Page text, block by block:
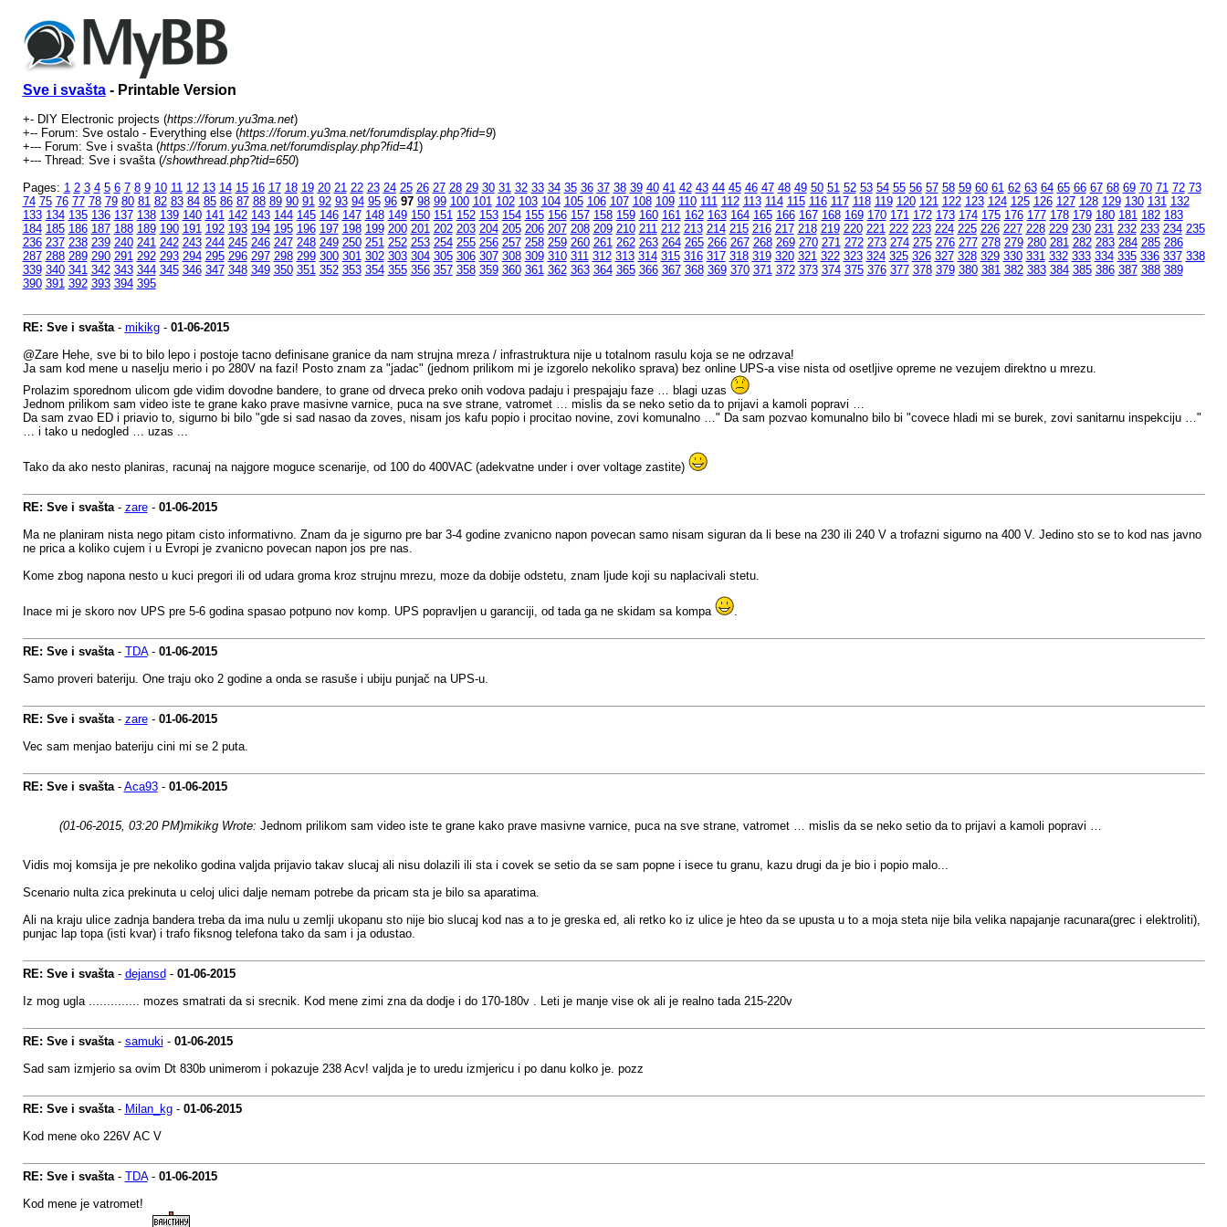
Sve i svašta- Printable Version
+- DIY Electronic projects (https://forum.yu3ma.net)
+-- Forum: Sve ostalo - Everything else (https://forum.yu3ma.net/forumdisplay.php?fid=9)
+--- Forum: Sve i svašta (https://forum.yu3ma.net/forumdisplay.php?fid=41)
+--- Thread: Sve i svašta (/showthread.php?tid=650)
Pages: 1 2 3 4 5 6 7 8 9 10 11 12 13 14 15 16 17 18 19 20 21 22 23 24 25 26 27 28 29 30 31 32 33 34 35 36 37 38 39 40 41 42 43 44 45 46 47 48 49 50 51 52 53 54 55 56 57 58 59 60 61 62 63 64 65 66 67 68 69 70 71 72 73
74 75 76 77 78 79 80 81 82 83 84 85 86 87 88 89 90 91 92 93 94 95 96 97 98 99 100 101 102 103 104 105 106 107 108 109 110 111 112 113 114 115 116 117 118 119 120 121 122 123 124 125 126 127 128 129 130 131 132
133 134 135 136 137 138 139 140 141 142 143 144 145 146 147 148 149 150 151 152 153 154 155 156 157 158 159 160 161 162 163 164 165 166 167 168 169 170 171 172 173 174 175 176 177 178 179 180 181 182 183
184 185 186 187 188 189 190 191 192 193 194 195 196 197 198 199 200 201 202 203 204 205 206 207 208 209 210 211 212 213 214 215 216 217 218 219 220 221 222 223 224 225 226 227 228 229 230 231 232 233 234 235
236 237 238 239 240 241 242 243 244 245 246 247 248 249 250 251 252 253 254 255 256 257 258 259 260 261 262 263 264 265 266 267 268 269 270 271 272 273 274 275 276 277 278 279 280 281 282 283 284 285 286
287 288 289 290 291 292 293 294 295 296 297 298 299 300 301 302 303 304 305 306 307 308 309 310 311 312 313 314 315 316 317 318 319 320 321 322 323 324 325 326 327 328 329 330 331 332 333 334 335 336 337 338
339 340 341 342 343 344 345 346 347 348 349 350 351 352 353 354 355 356 357 358 359 360 361 362 363 364 365 366 367 368 369 370 371 372 373 374 375 376 377 378 379 380 381 382 383 384 385 386 387 388 389
390 391 392 393 394 395
RE: Sve i svašta- mikikg- 01-06-2015
@Zare Hehe, sve bi to bilo lepo i postoje tacno definisane granice da nam strujna mreza / infrastruktura nije u totalnom rasulu koja se ne odrzava!
Ja sam kod mene u naselju merio i po 280V na fazi! Posto znam za "jadac" (jednom prilikom mi je izgorelo nekoliko sprava) bez online UPS-a vise nista od osetljive opreme ne vezujem direktno u mrezu.
Prolazim sporednom ulicom gde vidim dovodne bandere, to grane od drveca preko onih vodova padaju i prespajaju faze … blagi uzas
Jednom prilikom sam video iste te grane kako prave masivne varnice, puca na sve strane, vatromet … mislis da se neko setio da to prijavi a kamoli popravi …
Da sam zvao ED i priavio to, sigurno bi bilo "gde si sad nasao da zoves, nisam jos kafu popio i procitao novine, zovi komunalno …" Da sam pozvao komunalno bilo bi "covece hladi mi se burek, zovi sanitarnu inspekciju …"
… i tako u nedogled … uzas ...
Tako da ako nesto planiras, racunaj na najgore moguce scenarije, od 100 do 400VAC (adekvatne under i over voltage zastite)
RE: Sve i svašta- zare- 01-06-2015
Ma ne planiram nista nego pitam cisto informativno. Znam da je sigurno pre bar 3-4 godine zvanicno napon povecan samo nisam siguran da li bese na 230 ili 240 V a trofazni sigurno na 400 V. Jedino sto se to kod nas javno
ne prica a koliko cujem i u Evropi je zvanicno povecan napon jos pre nas.
Kome zbog napona nesto u kuci pregori ili od udara groma kroz strujnu mrezu, moze da dobije odstetu, znam ljude koji su naplacivali stetu.
Inace mi je skoro nov UPS pre 5-6 godina spasao potpuno nov komp. UPS popravljen u garanciji, od tada ga ne skidam sa kompa .
RE: Sve i svašta- TDA- 01-06-2015
Samo proveri bateriju. One traju oko 2 godine a onda se rasuše i ubiju punjač na UPS-u.
RE: Sve i svašta- zare- 01-06-2015
Vec sam menjao bateriju cini mi se 2 puta.
RE: Sve i svašta- Aca93- 01-06-2015
(01-06-2015, 03:20 PM)mikikg Wrote: Jednom prilikom sam video iste te grane kako prave masivne varnice, puca na sve strane, vatromet … mislis da se neko setio da to prijavi a kamoli popravi …
Vidis moj komsija je pre nekoliko godina valjda prijavio takav slucaj ali nisu dolazili ili sta i covek se setio da se sam popne i isece tu granu, kazu drugi da je bio i popio malo...
Scenario nulta zica prekinuta u celoj ulici dalje nemam potrebe da pricam sta je bilo sa aparatima.
Ali na kraju ulice zadnja bandera treba da ima nulu u zemlji ukopanu sto nije bio slucaj kod nas a to je greska ed, ali retko ko iz ulice je hteo da se upusta u to a moja steta nije bila velika napajanje racunara(grec i elektroliti),
punjac lap topa (isti kvar) i trafo fiksnog telefona tako da sam i ja odustao.
RE: Sve i svašta- dejansd - 01-06-2015
Iz mog ugla .............. mozes smatrati da si srecnik. Kod mene zimi zna da dodje i do 170-180v . Leti je manje vise ok ali je realno tada 215-220v
RE: Sve i svašta- samuki - 01-06-2015
Sad sam izmjerio sa ovim Dt 830b unimerom i pokazuje 238 Acv! valjda je to uredu izmjericu i po danu kolko je. pozz
RE: Sve i svašta- Milan_kg- 01-06-2015
Kod mene oko 226V AC V
RE: Sve i svašta- TDA- 01-06-2015
Kod mene je vatromet!